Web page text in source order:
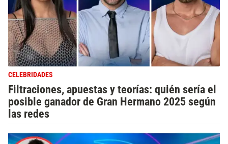
CELEBRIDADES
Filtraciones, apuestas y teorías: quién sería el
posible ganador de Gran Hermano 2025 según
las redes